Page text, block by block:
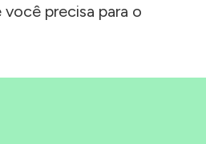
precisa para o